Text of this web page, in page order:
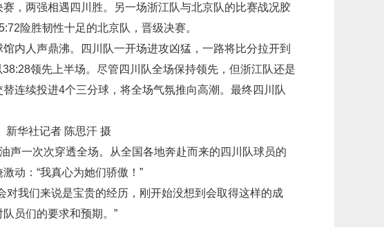
，两强相遇四川胜。另一场浙江队与北京队的比赛战况胶
险胜韧性十足的北京队，晋级决赛。
内人声鼎沸。四川队一开场进攻凶猛，一路将比分拉开到
领先上半场。尽管四川队全场保持领先，但浙江队还是
连续投进4个三分球，将全场气氛推向高潮。最终四川队
新华社记者 陈思汗 摄
声一次次穿透全场。从全国各地奔赴而来的四川队球员的
动：“我真心为她们骄傲！”
对我们来说是宝贵的经历，刚开始没想到会取得这样的成
员们的要求和预期。”